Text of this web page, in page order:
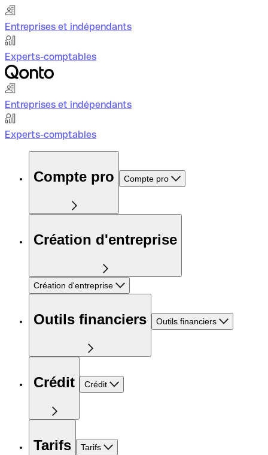
Entreprises et indépendants
Experts-comptables
Entreprises et indépendants
Experts-comptables
Compte pro Compte pro
Création d'entreprise
Création d'entreprise
Outils financiers Outils financiers
Crédit Crédit
Tarifs Tarifs